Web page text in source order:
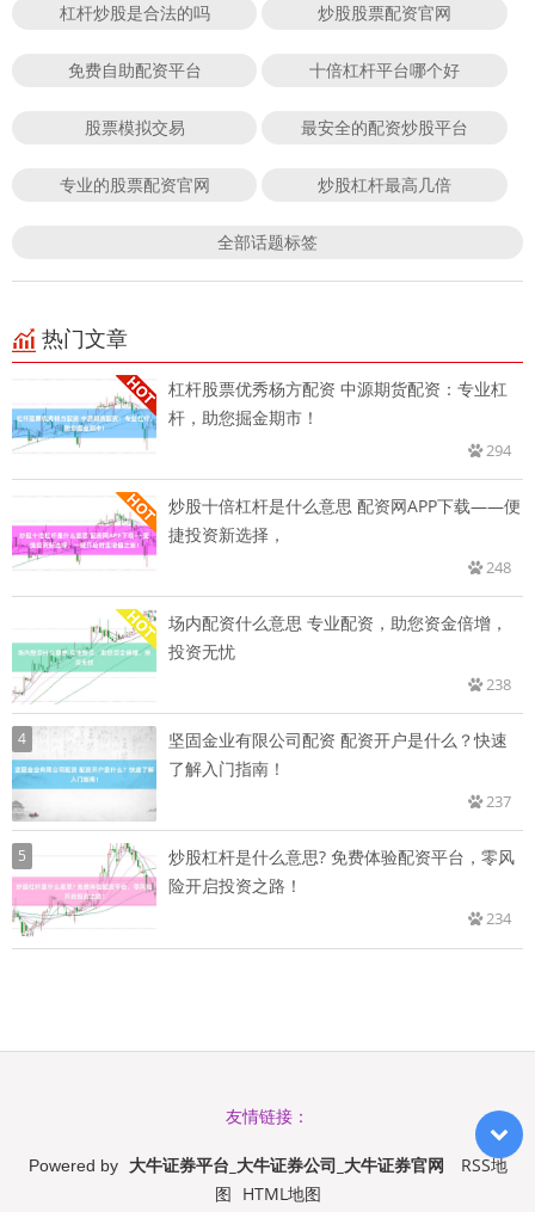
杠杆炒股是合法的吗 炒股股票配资官网
免费自助配资平台 十倍杠杆平台哪个好
股票模拟交易 最安全的配资炒股平台
专业的股票配资官网 炒股杠杆最高几倍
全部话题标签
热门文章
杠杆股票优秀杨方配资 中源期货配资：专业杠
杆，助您掘金期市！
294
炒股十倍杠杆是什么意思 配资网APP下载——便
捷投资新选择，
248
场内配资什么意思 专业配资，助您资金倍增，
投资无忧
238
4
坚固金业有限公司配资 配资开户是什么？快速
了解入门指南！
237
5
炒股杠杆是什么意思? 免费体验配资平台，零风
险开启投资之路！
234
友情链接：
Powered by 大牛证券平台_大牛证券公司_大牛证券官网
RSS地
图 HTML地图